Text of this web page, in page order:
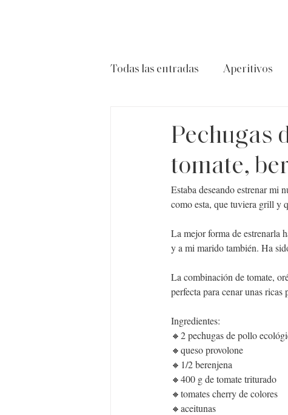
Todas las entradas Aperitivos
Pechugas
tomate,
Estaba deseando estrenar mi
como esta, que tuviera grill y
La mejor forma de estrenarla
y a mi marido también. Ha
La combinación de tomate,
perfecta para cenar unas ricas
Ingredientes:
🔸2 pechugas de pollo
🔸queso provolone
🔸1/2 berenjena
🔸400 g de tomate triturado
🔸tomates cherry de colores
🔸aceitunas